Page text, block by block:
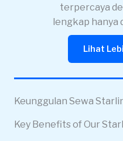
terpercaya
lengkap hanya
Lihat
Keunggulan Sewa
Key Benefits of Our